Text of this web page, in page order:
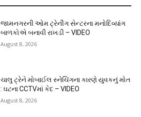
જામનગરની ઓમ ટ્રેનીંગ સેન્ટરના મનોદિવ્યાંગ
બાળકોએ બનાવી રાખડી – VIDEO
August 8, 2026
ચાલુ ટ્રેને મોબાઈલ સ્નેચિંગના કારણે યુવકનું મોત
: ઘટના CCTVમાં કેદ – VIDEO
August 8, 2026